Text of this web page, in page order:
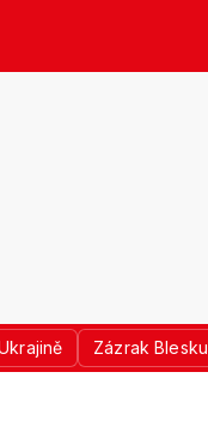
Zázrak Blesku